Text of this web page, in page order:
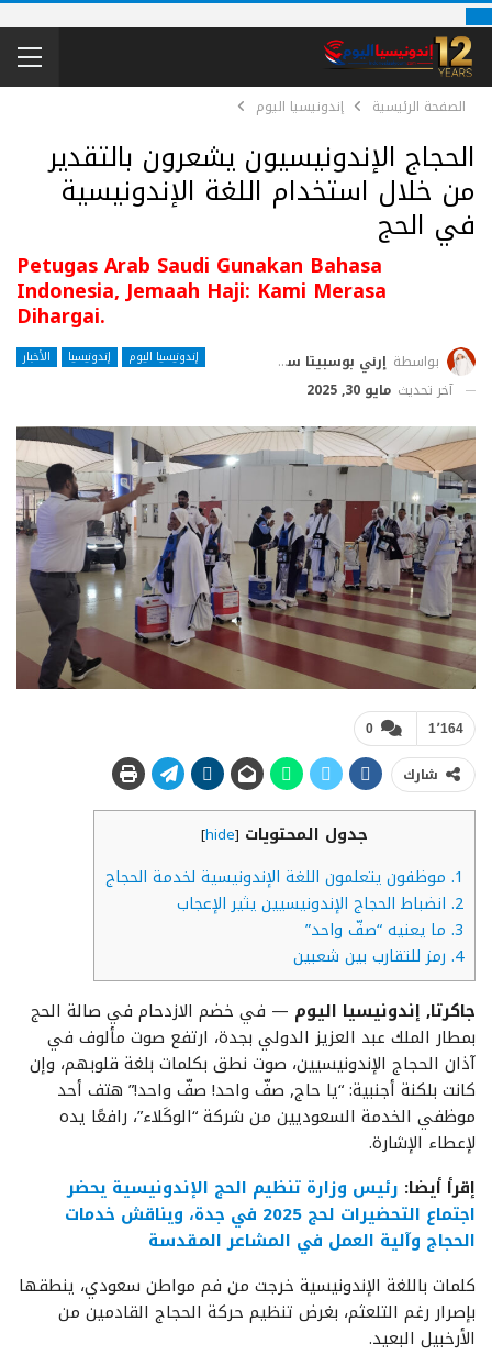
الصفحة الرئيسية إندونيسيا اليوم
الحجاج الإندونيسيون يشعرون بالتقدير
من خلال استخدام اللغة الإندونيسية
في الحج
Petugas Arab Saudi Gunakan Bahasa
Indonesia, Jemaah Haji: Kami Merasa
Dihargai.
إندونيسيا اليوم إندونيسيا الأخبار بواسطة إرني بوسبيتا ساري
آخر تحديث مايو 30, 2025
0 1٬164
شارك
جدول المحتويات [
hide
]
1. موظفون يتعلمون اللغة الإندونيسية لخدمة الحجاج
2. انضباط الحجاج الإندونيسيين يثير الإعجاب
3. ما يعنيه “صفّ واحد”
4. رمز للتقارب بين شعبين
جاكرتا, إندونيسيا اليوم — في خضم الازدحام في صالة الحج
بمطار الملك عبد العزيز الدولي بجدة، ارتفع صوت مألوف في
آذان الحجاج الإندونيسيين، صوت نطق بكلمات بلغة قلوبهم، وإن
كانت بلكنة أجنبية: “يا حاج, صفّ واحد! صفّ واحد!” هتف أحد
موظفي الخدمة السعوديين من شركة “الوكَلاء”، رافعًا يده
لإعطاء الإشارة.
إقرأ أيضا: رئيس وزارة تنظيم الحج الإندونيسية يحضر
اجتماع التحضيرات لحج 2025 في جدة، ويناقش خدمات
الحجاج وآلية العمل في المشاعر المقدسة
كلمات باللغة الإندونيسية خرجت من فم مواطن سعودي، ينطقها
بإصرار رغم التلعثم، بغرض تنظيم حركة الحجاج القادمين من
الأرخبيل البعيد.